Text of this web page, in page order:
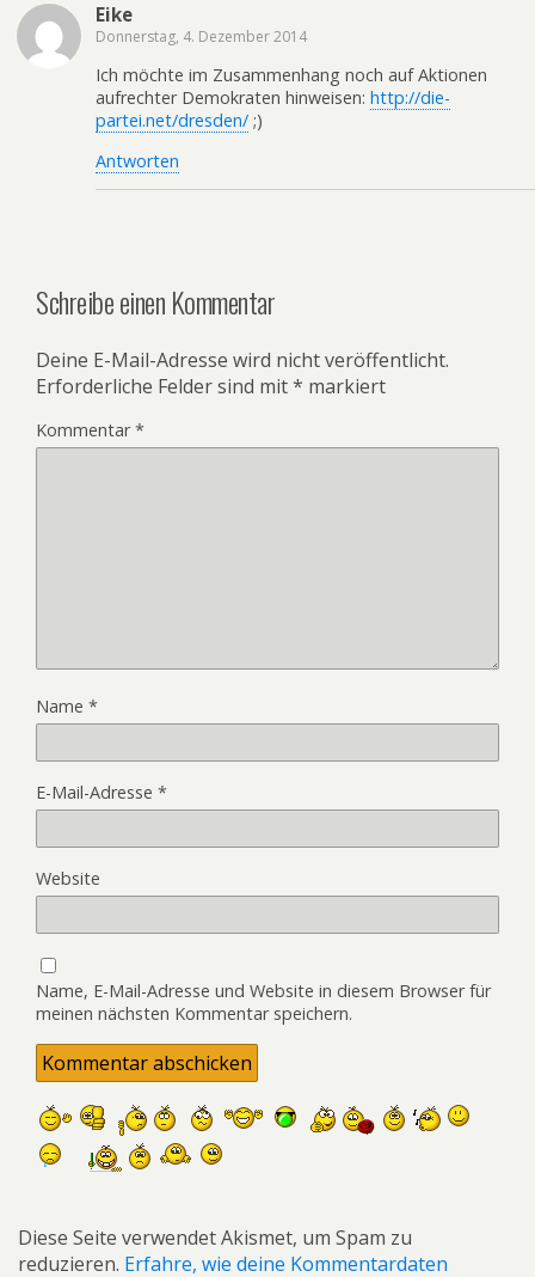
Eike
Donnerstag, 4. Dezember 2014
Ich möchte im Zusammenhang noch auf Aktionen
aufrechter Demokraten hinweisen: http://die-
partei.net/dresden/ ;)
Antworten
Schreibe einen Kommentar
Deine E-Mail-Adresse wird nicht veröffentlicht.
Erforderliche Felder sind mit* markiert
Kommentar*
Name *
E-Mail-Adresse *
Website
Name, E-Mail-Adresse und Website in diesem Browser für
meinen nächsten Kommentar speichern.
Diese Seite verwendet Akismet, um Spam zu
reduzieren. Erfahre, wie deine Kommentardaten